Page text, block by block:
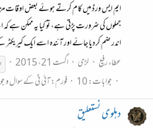
ایم ایس ورڈ میں کام کرتے ہوئے بعض اوقات
جملوں کی ضرورت پڑتی ہے، تو کیا یہ ممکن ہے
اندر ضم کردیا جائے اور آئندہ اسے ایک
عطاء رفیع
لڑی اگست 21، 2015
جوابات: 10 فورم:آئی ٹی کے سوال و
دہلوی نستعلیق